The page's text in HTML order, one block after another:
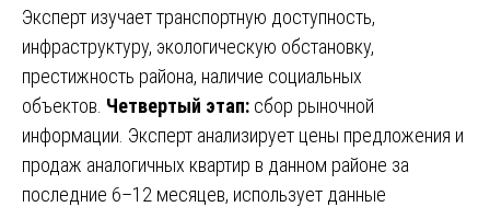
Эксперт изучает транспортную доступность,
инфраструктуру, экологическую обстановку,
престижность района, наличие социальных
объектов. Четвертый этап: сбор рыночной
информации. Эксперт анализирует цены предложения и
продаж аналогичных квартир в данном районе за
последние 6–12 месяцев, использует данные